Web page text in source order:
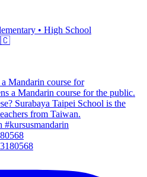
• High School
Mandarin course for